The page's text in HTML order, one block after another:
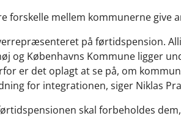
forskelle mellem kommunerne give
på førtidspension.
og Københavns Kommune ligger
er det oplagt at se på, om
for integrationen, siger Niklas
skal forbeholdes